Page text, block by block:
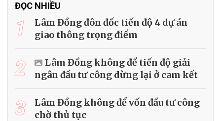
ĐỌC NHIỀU
1
Lâm Đồng đôn đốc tiến độ 4 dự án
giao thông trọng điểm
2
Lâm Đồng không để tiến độ giải
ngân đầu tư công dừng lại ở cam kết
3
Lâm Đồng không để vốn đầu tư công
chờ thủ tục